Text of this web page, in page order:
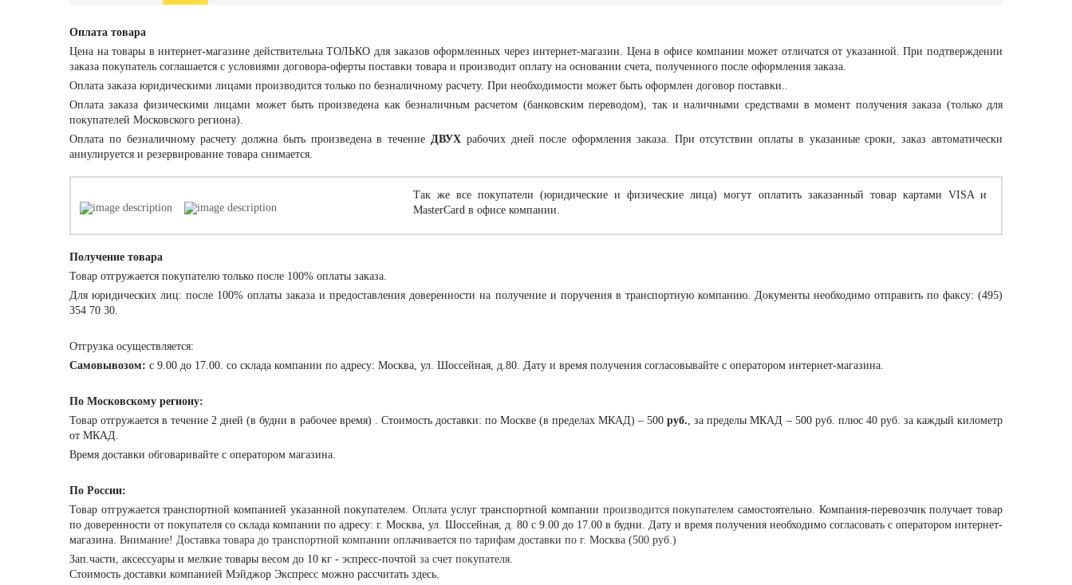
Оплата товара
Цена на товары в интернет-магазине действительна ТОЛЬКО для заказов оформленных через интернет-магазин. Цена в офисе компании может отличатся от указанной. При подтверждении
заказа покупатель соглашается с условиями договора-оферты поставки товара и производит оплату на основании счета, полученного после оформления заказа.
Оплата заказа юридическими лицами производится только по безналичному расчету. При необходимости может быть оформлен договор поставки..
Оплата заказа физическими лицами может быть произведена как безналичным расчетом (банковским переводом), так и наличными средствами в момент получения заказа (только для
покупателей Московского региона).
Оплата по безналичному расчету должна быть произведена в течение ДВУХрабочих дней после оформления заказа. При отсутствии оплаты в указанные сроки, заказ автоматически
аннулируется и резервирование товара снимается.
Так же все покупатели (юридические и физические лица) могут оплатить заказанный товар картами VISA и
MasterCard в офисе компании.
Получение товара
Товар отгружается покупателю только после 100% оплаты заказа.
Для юридических лиц: после 100% оплаты заказа и предоставления доверенности на получение и поручения в транспортную компанию. Документы необходимо отправить по факсу: (495)
354 70 30.
Отгрузка осуществляется:
Самовывозом: с 9.00 до 17.00. со склада компании по адресу: Москва, ул. Шоссейная, д.80. Дату и время получения согласовывайте с оператором интернет-магазина.
По Московскому региону:
Товар отгружается в течение 2 дней (в будни в рабочее время) . Стоимость доставки: по Москве (в пределах МКАД) – 500 руб., за пределы МКАД – 500 руб. плюс 40 руб. за каждый километр
от МКАД.
Время доставки обговаривайте с оператором магазина.
По России:
Товар отгружается транспортной компанией указанной покупателем. Оплата услуг транспортной компании производится покупателем самостоятельно. Компания-перевозчик получает товар
по доверенности от покупателя со склада компании по адресу: г. Москва, ул. Шоссейная, д. 80 с 9.00 до 17.00 в будни. Дату и время получения необходимо согласовать с оператором интернет-
магазина. Внимание! Доставка товара до транспортной компании оплачивается по тарифам доставки по г. Москва (500 руб.)
Зап.части, аксессуары и мелкие товары весом до 10 кг - эспресс-почтой за счет покупателя.
Стоимость доставки компанией Мэйджор Экспресс можно рассчитать здесь.